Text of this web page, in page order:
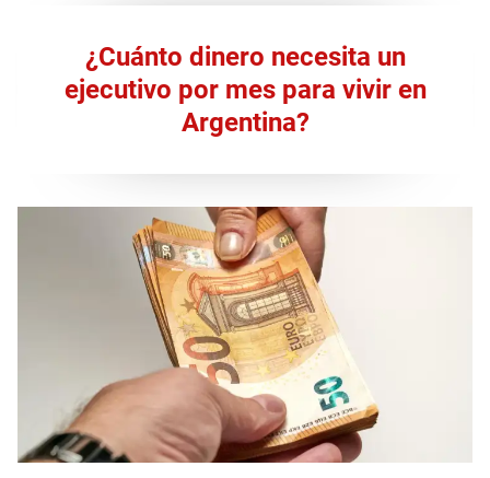
¿Cuánto dinero necesita un
ejecutivo por mes para vivir en
Argentina?